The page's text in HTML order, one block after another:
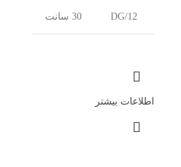
DG/12
30 سانت
اطلاعات بیشتر